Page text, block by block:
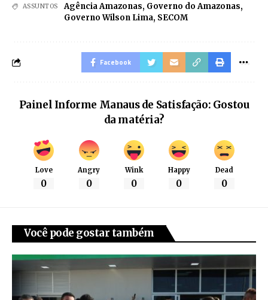
ASSUNTOS Agência Amazonas, Governo do Amazonas,
Governo Wilson Lima, SECOM
Facebook
Painel Informe Manaus de Satisfação: Gostou
da matéria?
Love
0
Angry
0
Wink
0
Happy
0
Dead
0
Você pode gostar também